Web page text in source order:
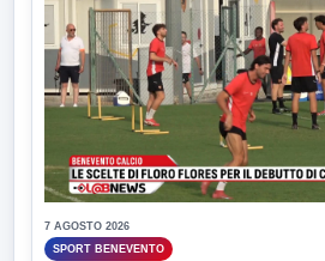
7 AGOSTO 2026
SPORT BENEVENTO